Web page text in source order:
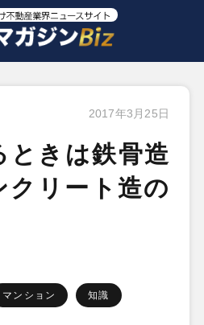
2017年3月25日
ときは鉄骨造
クリート造の
マンション 知識